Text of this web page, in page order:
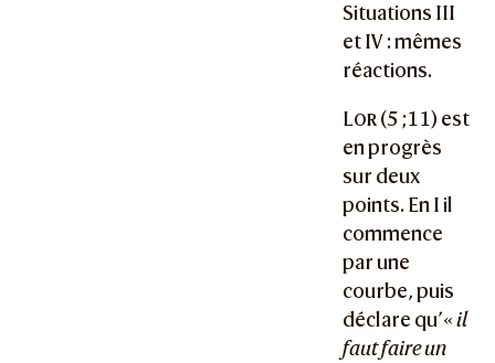
Situations III
et IV : mêmes
réactions.
Lor(5 ;11) est
en progrès
sur deux
points. En I il
commence
par une
courbe, puis
déclare qu’«il
faut faire un